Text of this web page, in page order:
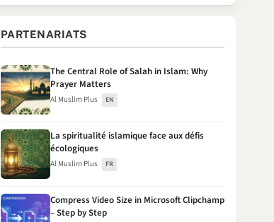
PARTENARIATS
The Central Role of Salah in Islam: Why
Prayer Matters
Al Muslim Plus EN
La spiritualité islamique face aux défis
écologiques
Al Muslim Plus FR
Compress Video Size in Microsoft Clipchamp
– Step by Step